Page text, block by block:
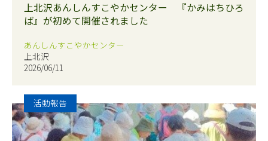
上北沢あんしんすこやかセンター 『かみはちひろ
ば』が初めて開催されました
あんしんすこやかセンター
上北沢
2026/06/11
活動報告